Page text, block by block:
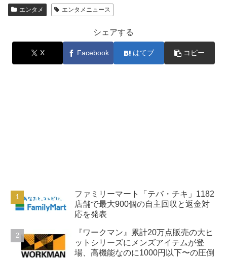
エンタメ エンタメニュース
シェアする
X Facebook はてブ コピー
ファミリーマート「テバ・チキ」1182
店舗で最大900個の自主回収と返金対
応を発表
『ワークマン』累計20万点販売の大ヒ
ットシリーズにメンズアイテムが登
場、高機能なのに1000円以下〜の圧倒